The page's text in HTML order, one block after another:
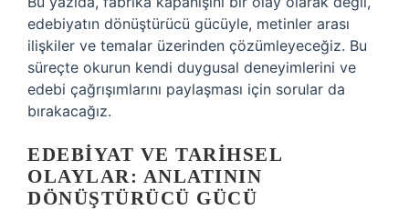
edebiyatın dönüştürücü gücüyle, metinler arası
ilişkiler ve temalar üzerinden çözümleyeceğiz. Bu
süreçte okurun kendi duygusal deneyimlerini ve
edebi çağrışımlarını paylaşması için sorular da
bırakacağız.
EDEBIYAT VE TARIHSEL
OLAYLAR: ANLATININ
DÖNÜŞTÜRÜCÜ GÜCÜ